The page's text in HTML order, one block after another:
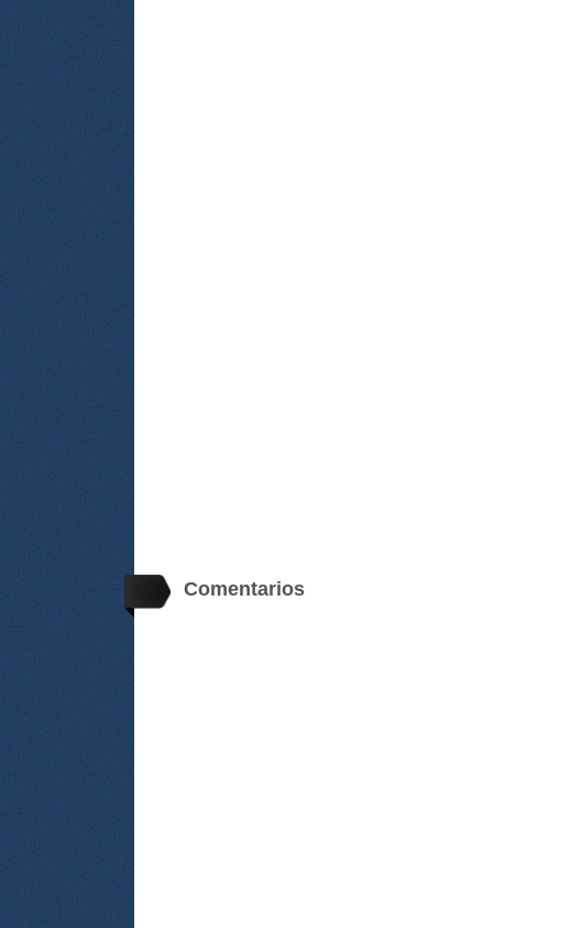
Comentarios